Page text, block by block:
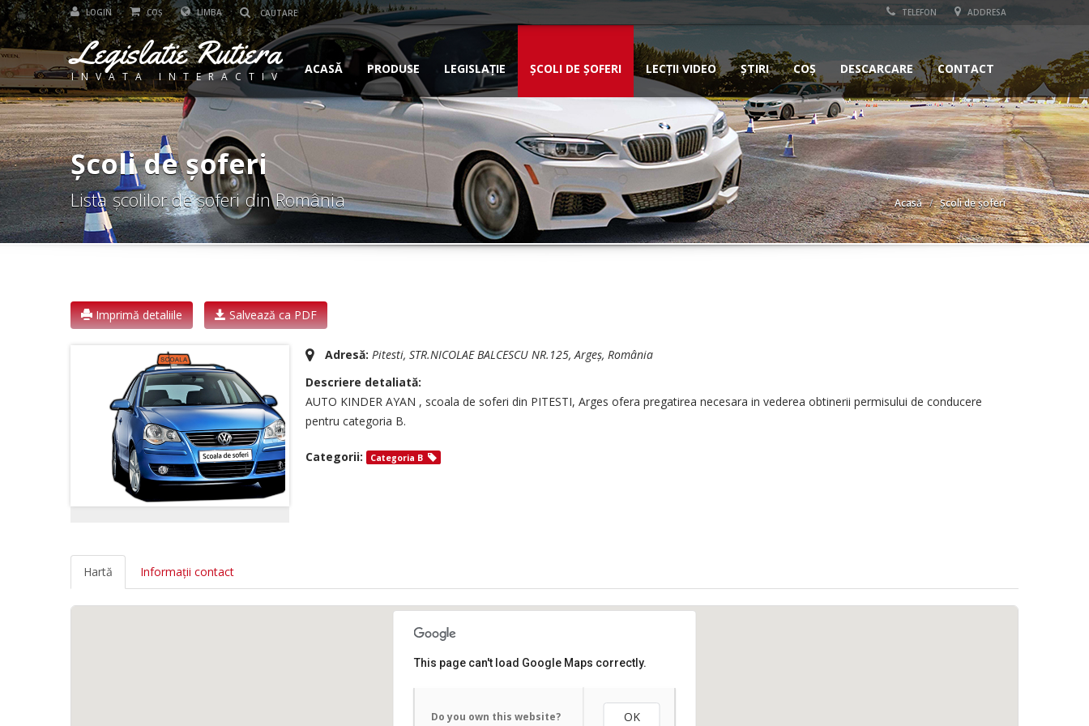
LOGIN COȘ LIMBA TELEFON ADDRESA
Legislatie Rutiera
INVATA INTERACTIV
ACASĂ PRODUSE LEGISLAȚIE ȘCOLI DE ȘOFERI LECȚII VIDEO ȘTIRI COȘ DESCARCARE CONTACT
Școli de șoferi
Lista școlilor de șoferi din România Acasă Școli de șoferi
Imprimă detaliile Salvează ca PDF
Adresă: Pitesti, STR.NICOLAE BALCESCU NR.125,Argeș, România
Descriere detaliată:
AUTO KINDER AYAN , scoala de soferi din PITESTI, Arges ofera pregatirea necesara in vederea obtinerii permisului de conducere
pentru categoria B.
Categorii: Categoria B
Hartă Informații contact
This page can't load Google Maps correctly.
Do you own this website? OK